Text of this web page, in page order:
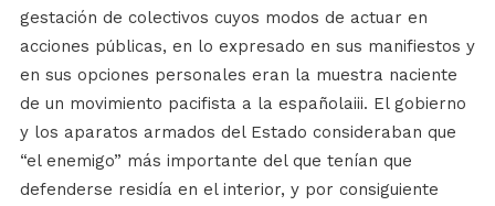
gestación de colectivos cuyos modos de actuar en
acciones públicas, en lo expresado en sus manifiestos y
en sus opciones personales eran la muestra naciente
de un movimiento pacifista a la españolaiii. El gobierno
y los aparatos armados del Estado consideraban que
“el enemigo” más importante del que tenían que
defenderse residía en el interior, y por consiguiente